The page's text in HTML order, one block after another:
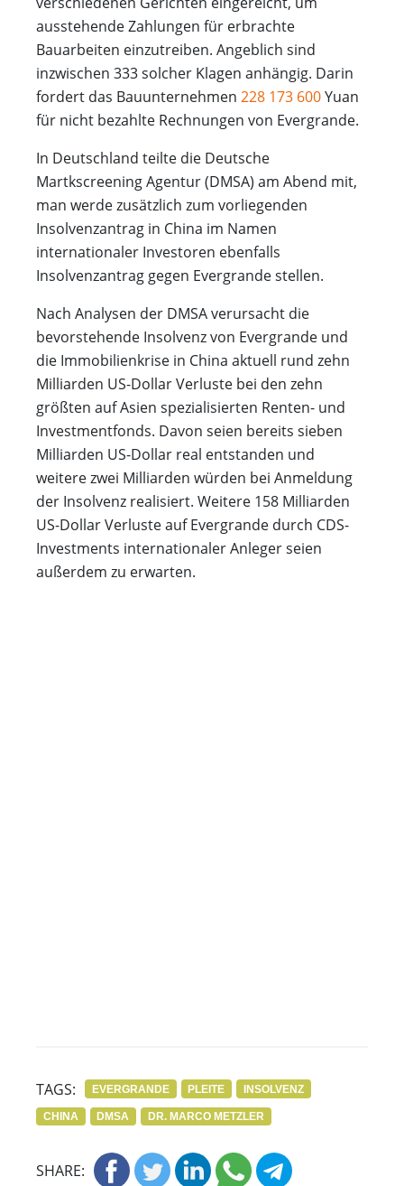
ausstehende Zahlungen für erbrachte
Bauarbeiten einzutreiben. Angeblich sind
inzwischen 333 solcher Klagen anhängig. Darin
fordert das Bauunternehmen 228 173 600Yuan
für nicht bezahlte Rechnungen von Evergrande.
In Deutschland teilte die Deutsche
Martkscreening Agentur (DMSA) am Abend mit,
man werde zusätzlich zum vorliegenden
Insolvenzantrag in China im Namen
internationaler Investoren ebenfalls
Insolvenzantrag gegen Evergrande stellen.
Nach Analysen der DMSA verursacht die
bevorstehende Insolvenz von Evergrande und
die Immobilienkrise in China aktuell rund zehn
Milliarden US-Dollar Verluste bei den zehn
größten auf Asien spezialisierten Renten- und
Investmentfonds. Davon seien bereits sieben
Milliarden US-Dollar real entstanden und
weitere zwei Milliarden würden bei Anmeldung
der Insolvenz realisiert. Weitere 158 Milliarden
US-Dollar Verluste auf Evergrande durch CDS-
Investments internationaler Anleger seien
außerdem zu erwarten.
TAGS: EVERGRANDE PLEITE INSOLVENZ
CHINA DMSA DR. MARCO METZLER
SHARE: